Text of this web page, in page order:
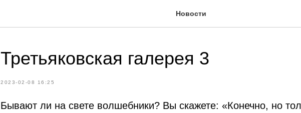
Новости
Третьяковская галерея 3
2023-02-08 16:25
Бывают ли на свете волшебники? Вы скажете: «Конечно, но